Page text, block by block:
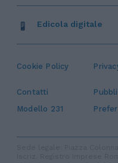
Cookie Policy
Contatti
Modello 231
Edicola digitale